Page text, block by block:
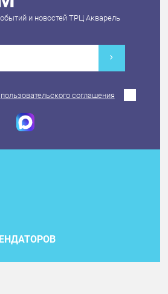
и новостей ТРЦ Акварель
пользовательского соглашения